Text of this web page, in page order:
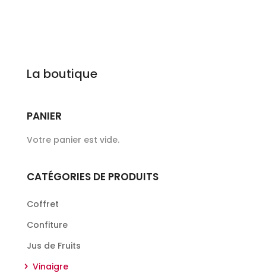
La boutique
PANIER
Votre panier est vide.
CATÉGORIES DE PRODUITS
Coffret
Confiture
Jus de Fruits
Vinaigre